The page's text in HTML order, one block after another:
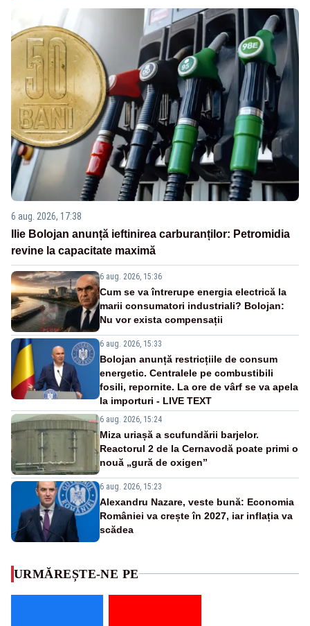
6 aug. 2026, 17:38
Ilie Bolojan anunță ieftinirea carburanților: Petromidia
revine la capacitate maximă
6 aug. 2026, 15:36
Cum se va întrerupe energia electrică la
marii consumatori industriali? Bolojan:
Nu vor exista compensații
6 aug. 2026, 15:33
Bolojan anunță restricțiile de consum
energetic. Centralele pe combustibili
fosili, repornite. La ore de vârf se va apela
la importuri - LIVE TEXT
6 aug. 2026, 15:24
Miza uriașă a scufundării barjelor.
Reactorul 2 de la Cernavodă poate primi o
nouă „gură de oxigen”
6 aug. 2026, 15:23
Alexandru Nazare, veste bună: Economia
României va crește în 2027, iar inflația va
scădea
URMĂREȘTE-NE PE